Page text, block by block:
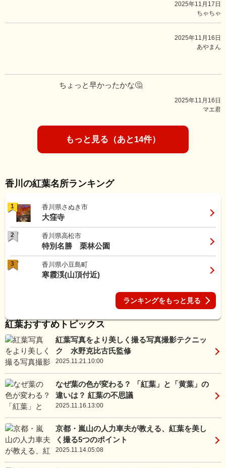
2025年11月17日
ちゃちゃ
2025年11月16日
あやまん
ちょっと早かったかな🤔
2025年11月16日
マエ君
もっと見る（あと14件）
香川の紅葉名所ランキング
1 香川県さぬき市
大窪寺
2 香川県高松市
特別名勝 栗林公園
3 香川県小豆島町
寒霞渓(山頂付近)
ランキングをもっと見る
紅葉おすすめトピックス
紅葉写真をより美しく撮る写真撮影テクニッ
ク 水野克比古氏監修
2025.11.21.10:00
なぜ葉の色が変わる？ 「紅葉」と「黄葉」の
違いは？ 紅葉の不思議
2025.11.16.13:00
京都・嵐山の人力車夫が教える、紅葉を美し
く撮る5つのポイント
2025.11.14.05:08